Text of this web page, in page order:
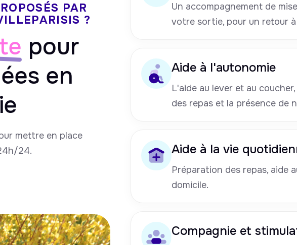
PAR
?
pour
en
mettre en place
24.
Un accompagnement de
votre sortie, pour un retour
Aide à l'autonomie
L'aide au lever et au
des repas et la présence de
Aide à la vie
Préparation des repas, aide
domicile.
Compagnie et